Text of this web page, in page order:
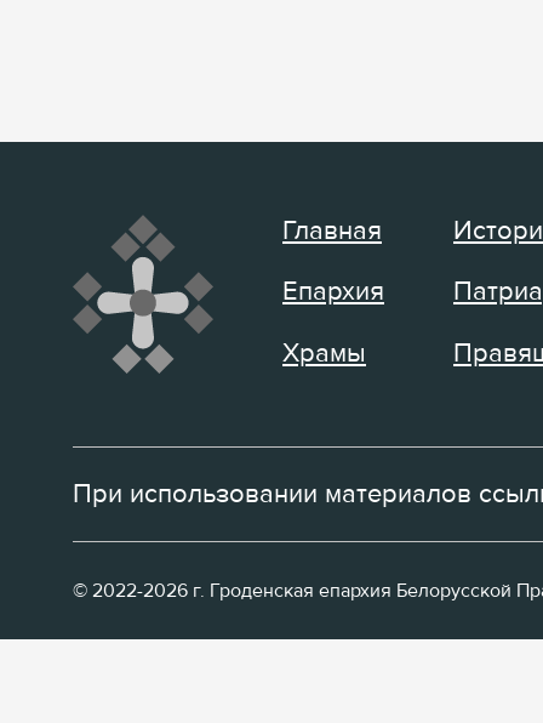
Главная
Епархия
Храмы
При использовании материалов
© 2022-2026 г. Гроденская епархия Белорусской